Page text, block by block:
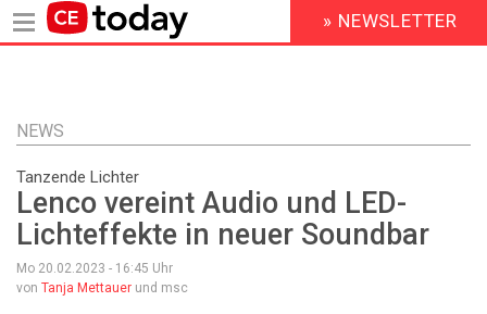
Inhalt
HEADER
MENU
» NEWSLETTER
NEWS
Tanzende Lichter
Lenco vereint Audio und LED-
Lichteffekte in neuer Soundbar
Mo 20.02.2023 - 16:45 Uhr
von Tanja Mettauer und msc